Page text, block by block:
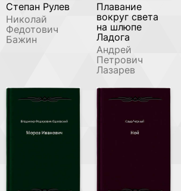
Степан Рулев
Николай
Федотович
Бажин
Плавание
вокруг света
на шлюпе
Ладога
Андрей
Петрович
Лазарев